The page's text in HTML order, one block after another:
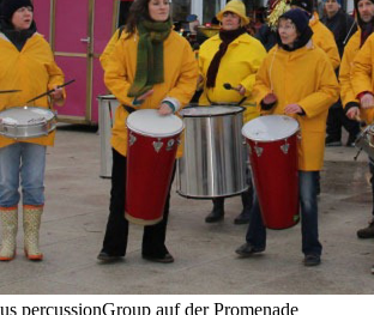
percussionGroup auf der Promenade